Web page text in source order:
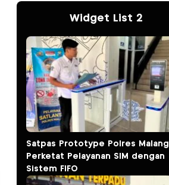
Widget List 2
Satpas Prototype Polres Malang
Perketat Pelayanan SIM dengan
Sistem FIFO